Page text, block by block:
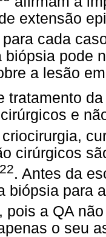
extensão
cada
biópsia pode
a lesão
tratamento
e
cirúrgicos
22. Antes da
biópsia para
, pois a QA
o seu